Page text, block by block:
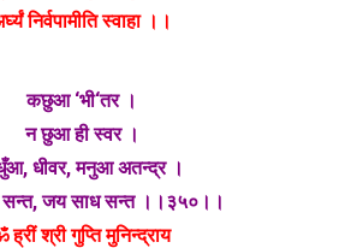
निर्वपामीति स्वाहा ।।
कछुआ ‘भी‘तर ।
न छुआ ही स्वर ।
धीवर, मनुआ अतन्द्र ।
जय साध सन्त ।।३५०।।
ह्रीं श्री गुप्ति मुनिन्द्राय